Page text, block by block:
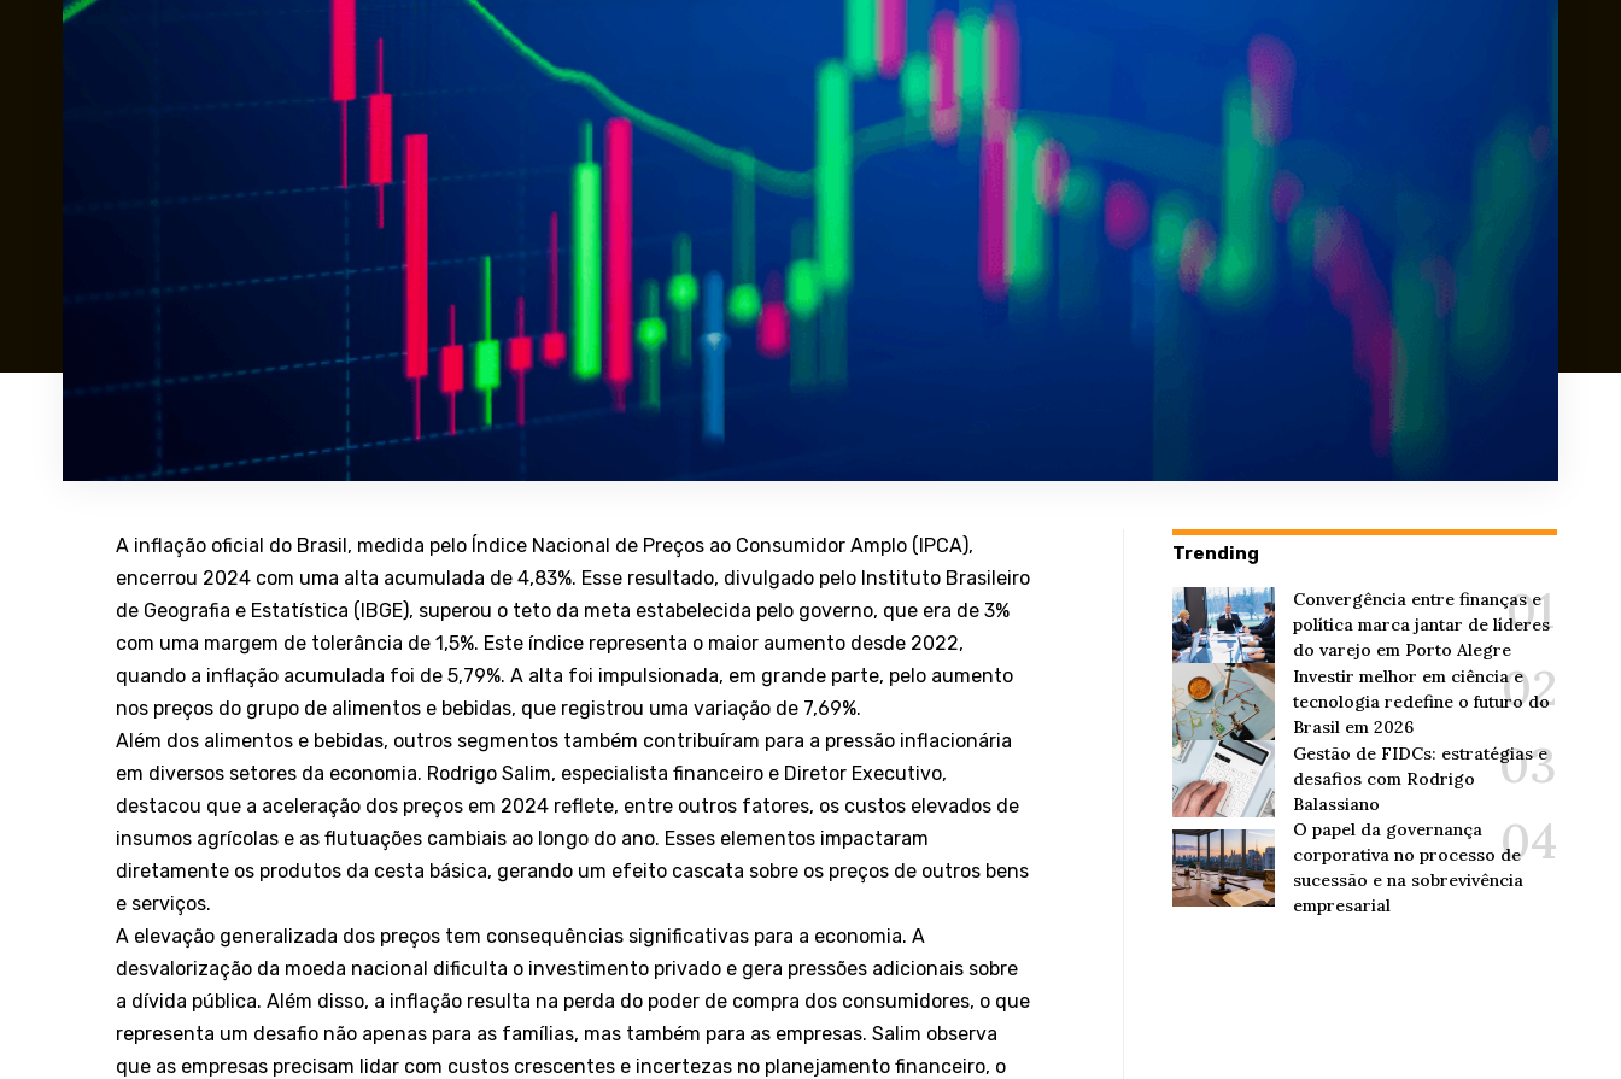
A inflação oficial do Brasil, medida pelo Índice Nacional de Preços ao Consumidor Amplo (IPCA),
encerrou 2024 com uma alta acumulada de 4,83%. Esse resultado, divulgado pelo Instituto Brasileiro
de Geografia e Estatística (IBGE), superou o teto da meta estabelecida pelo governo, que era de 3%
com uma margem de tolerância de 1,5%. Este índice representa o maior aumento desde 2022,
quando a inflação acumulada foi de 5,79%. A alta foi impulsionada, em grande parte, pelo aumento
nos preços do grupo de alimentos e bebidas, que registrou uma variação de 7,69%.
Além dos alimentos e bebidas, outros segmentos também contribuíram para a pressão inflacionária
em diversos setores da economia. Rodrigo Salim, especialista financeiro e Diretor Executivo,
destacou que a aceleração dos preços em 2024 reflete, entre outros fatores, os custos elevados de
insumos agrícolas e as flutuações cambiais ao longo do ano. Esses elementos impactaram
diretamente os produtos da cesta básica, gerando um efeito cascata sobre os preços de outros bens
e serviços.
A elevação generalizada dos preços tem consequências significativas para a economia. A
desvalorização da moeda nacional dificulta o investimento privado e gera pressões adicionais sobre
a dívida pública. Além disso, a inflação resulta na perda do poder de compra dos consumidores, o que
representa um desafio não apenas para as famílias, mas também para as empresas. Salim observa
que as empresas precisam lidar com custos crescentes e incertezas no planejamento financeiro, o
Trending
Convergência entre finanças e
política marca jantar de líderes
do varejo em Porto Alegre
Investir melhor em ciência e
tecnologia redefine o futuro do
Brasil em 2026
Gestão de FIDCs: estratégias e
desafios com Rodrigo
Balassiano
O papel da governança
corporativa no processo de
sucessão e na sobrevivência
empresarial